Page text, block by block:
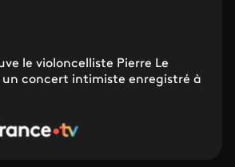
le violoncelliste Pierre Le
un concert intimiste enregistré à